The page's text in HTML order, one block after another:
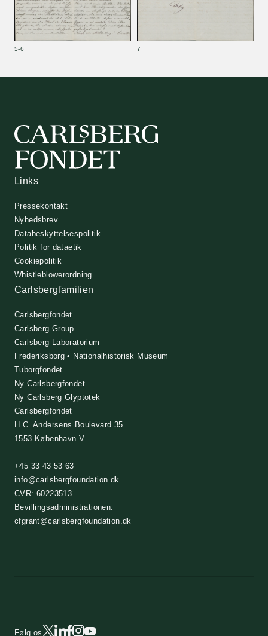
Links
Pressekontakt
Nyhedsbrev
Databeskyttelsespolitik
Politik for dataetik
Cookiepolitik
Whistleblowerordning
Carlsbergfamilien
Carlsbergfondet
Carlsberg Group
Carlsberg Laboratorium
Frederiksborg • Nationalhistorisk Museum
Tuborgfondet
Ny Carlsbergfondet
Ny Carlsberg Glyptotek
Carlsbergfondet
H.C. Andersens Boulevard 35
1553 København V
+45 33 43 53 63
info@carlsbergfoundation.dk
CVR: 60223513
Bevillingsadministrationen:
cfgrant@carlsbergfoundation.dk
Følg os